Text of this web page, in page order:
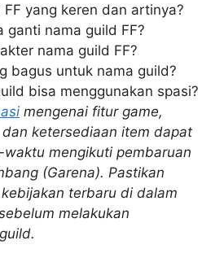
yang keren dan artinya?
ganti nama guild FF?
nama guild FF?
bagus untuk nama guild?
bisa menggunakan spasi?
mengenai fitur game,
ketersediaan item dapat
mengikuti pembaruan
(Garena). Pastikan
terbaru di dalam
melakukan